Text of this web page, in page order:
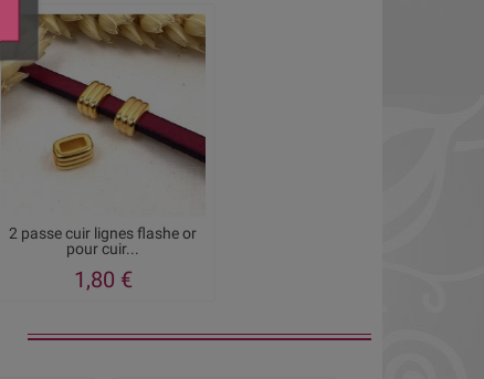
2 passe cuir lignes flashe or
pour cuir...
1,80 €